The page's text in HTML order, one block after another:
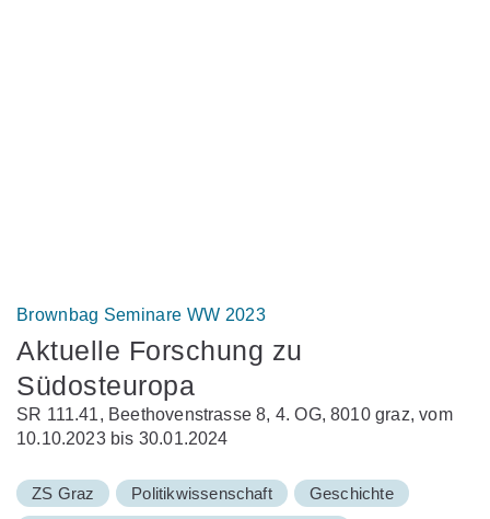
Brownbag Seminare WW 2023
Aktuelle Forschung zu
Südosteuropa
SR 111.41, Beethovenstrasse 8, 4. OG, 8010 graz, vom
10.10.2023 bis 30.01.2024
ZS Graz Politikwissenschaft
Geschichte